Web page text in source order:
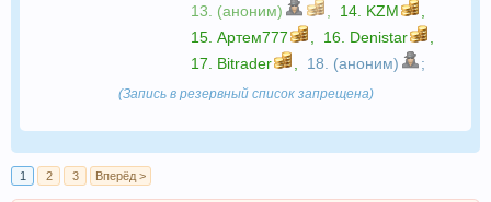
13. (аноним)
14. KZM
15. Артем777 16. Denistar
17. Bitrader 18. (аноним) ;
(Запись в резервный список запрещена)
1 2 3 Вперёд >